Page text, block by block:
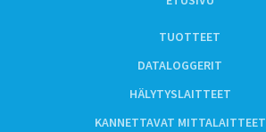
TUOTTEET
DATALOGGERIT
HÄLYTYSLAITTEET
KANNETTAVAT MITTALAITTEET